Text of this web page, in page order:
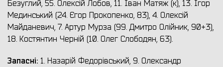
Безуглий, 55. Олексій Лобов, 11. Іван Матяж (к), 13. Ігор
Мединський (24. Єгор Прокопенко, 83), 4. Олексій
Майданевич, 7. Артур Мурза (99. Дмитро Олійник, 90+3),
18. Костянтин Черній (10. Олег Слободян, 63).
Запасні: 1. Назарій Федорівський, 9. Олександр